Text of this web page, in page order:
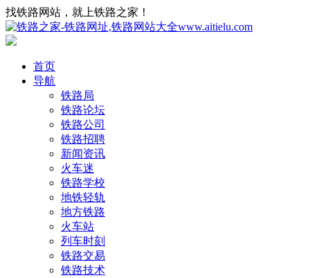
找铁路网站，就上铁路之家！
首页
导航
铁路局
铁路论坛
铁路公司
铁路招聘
新闻资讯
火车迷
铁路学校
地铁轻轨
地方铁路
火车站
列车时刻
铁路交易
铁路技术